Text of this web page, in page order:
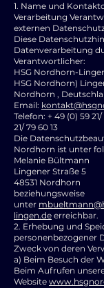
1. Name und
Verarbeitung
externen
Diese
Datenverarbeitung
Verantwortlicher:
HSG Nordhorn-
HSG Nordhorn)
Nordhorn ,
Email:
Telefon: + 49 (0) 59 21/
21/ 79 60 13
Die
Nordhorn ist unter
Melanie Bültmann
Lingener Straße 5
48531 Nordhorn
beziehungsweise
unter
lingen.de erreichbar.
2. Erhebung und
personenbezogener
Zweck von deren
a) Beim Besuch der
Beim Aufrufen
Website